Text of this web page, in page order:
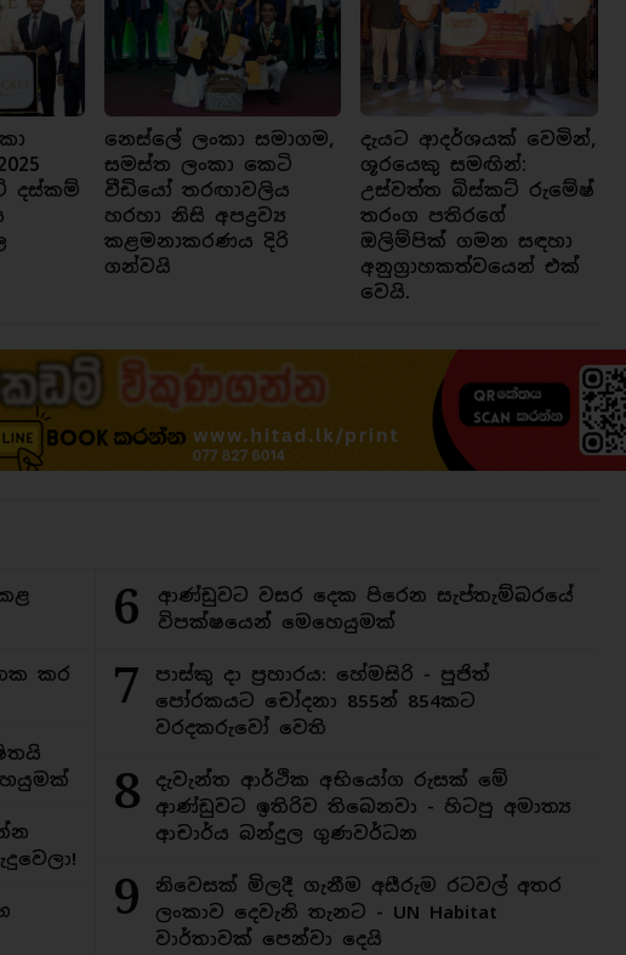
දස්කම්
නෙස්ලේ ලංකා සමාගම,
සමස්ත ලංකා කෙටි
වීඩියෝ තරඟාවලිය
හරහා නිසි අපද්‍රව්‍ය
කළමනාකරණය දිරි
ගන්වයි
දැයට ආදර්ශයක් වෙමින්,
ශූරයෙකු සමඟින්:
උස්වත්ත බිස්කට් රුමේෂ්
තරංග පතිරගේ
ඔලිම්පික් ගමන සඳහා
අනුග්‍රාහකත්වයෙන් එක්
වෙයි.
කර
6
ආණ්ඩුවට වසර දෙක පිරෙන සැප්තැම්බරයේ
විපක්ෂයෙන් මෙහෙයුමක්
7
පාස්කු දා ප්‍රහාරය: හේමසිරි - පූජිත්
පෝරකයට චෝදනා 855න් 854කට
වරදකරුවෝ වෙති
8
දැවැන්ත ආර්ථික අභියෝග රුසක් මේ
ආණ්ඩුවට ඉතිරිව තිබෙනවා - හිටපු අමාත්‍ය
ආචාර්ය බන්දුල ගුණවර්ධන
9
නිවෙසක් මිලදී ගැනීම අසීරුම රටවල් අතර
ලංකාව දෙවැනි තැනට - UN Habitat
වාර්තාවක් පෙන්වා දෙයි